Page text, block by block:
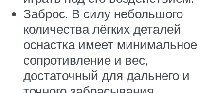
Заброс. В силу небольшого
количества лёгких деталей
оснастка имеет минимальное
сопротивление и вес,
достаточный для дальнего и